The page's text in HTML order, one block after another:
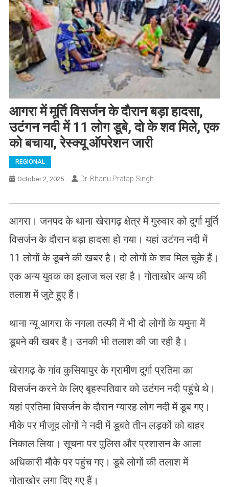
आगरा में मूर्ति विसर्जन के दाैरान बड़ा हादसा,
उटंगन नदी में 11 लोग डूबे, दो के शव मिले, एक
को बचाया, रेस्क्यू ऑपरेशन जारी
REGIONAL
October 2, 2025 Dr. Bhanu Pratap Singh
आगरा। जनपद के थाना खेरागढ़ क्षेत्र में गुरुवार को दुर्गा मूर्ति
विसर्जन के दौरान बड़ा हादसा हो गया। यहां उटंगन नदी में
11 लोगों के डूबने की खबर है। दो लोगों के शव मिल चुके हैं।
एक अन्य युवक का इलाज चल रहा है। गोताखोर अन्य की
तलाश में जुटे हुए हैं।
थाना न्यू आगरा के नगला तल्फी में भी दो लोगों के यमुना में
डूबने की खबर है। उनकी भी तलाश की जा रही है।
खेरागढ़ के गांव कुसियापुर के ग्रामीण दुर्गा प्रतिमा का
विसर्जन करने के लिए बृहस्पतिवार को उटंगन नदी पहुंचे थे।
यहां प्रतिमा विसर्जन के दाैरान ग्यारह लोग नदी में डूब गए।
माैके पर माैजूद लोगों ने नदी में डूबते तीन लड़कों को बाहर
निकाल लिया। सूचना पर पुलिस और प्रशासन के आला
अधिकारी माैके पर पहुंच गए। डूबे लोगों की तलाश में
गोताखोर लगा दिए गए हैं।